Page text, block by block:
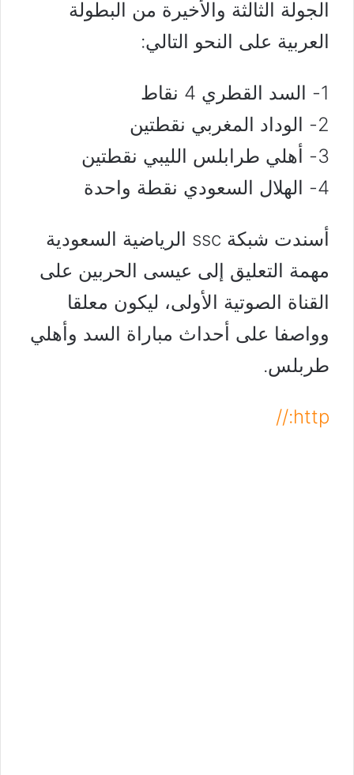
الجولة الثالثة والأخيرة من البطولة
العربية على النحو التالي:
1- السد القطري 4 نقاط
2- الوداد المغربي نقطتين
3- أهلي طرابلس الليبي نقطتين
4- الهلال السعودي نقطة واحدة
أسندت شبكة ssc الرياضية السعودية
مهمة التعليق إلى عيسى الحربين على
القناة الصوتية الأولى، ليكون معلقا
وواصفا على أحداث مباراة السد وأهلي
طربلس.
http://